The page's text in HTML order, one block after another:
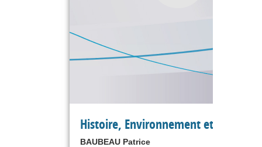
Histoire, Environnement et
BAUBEAU Patrice